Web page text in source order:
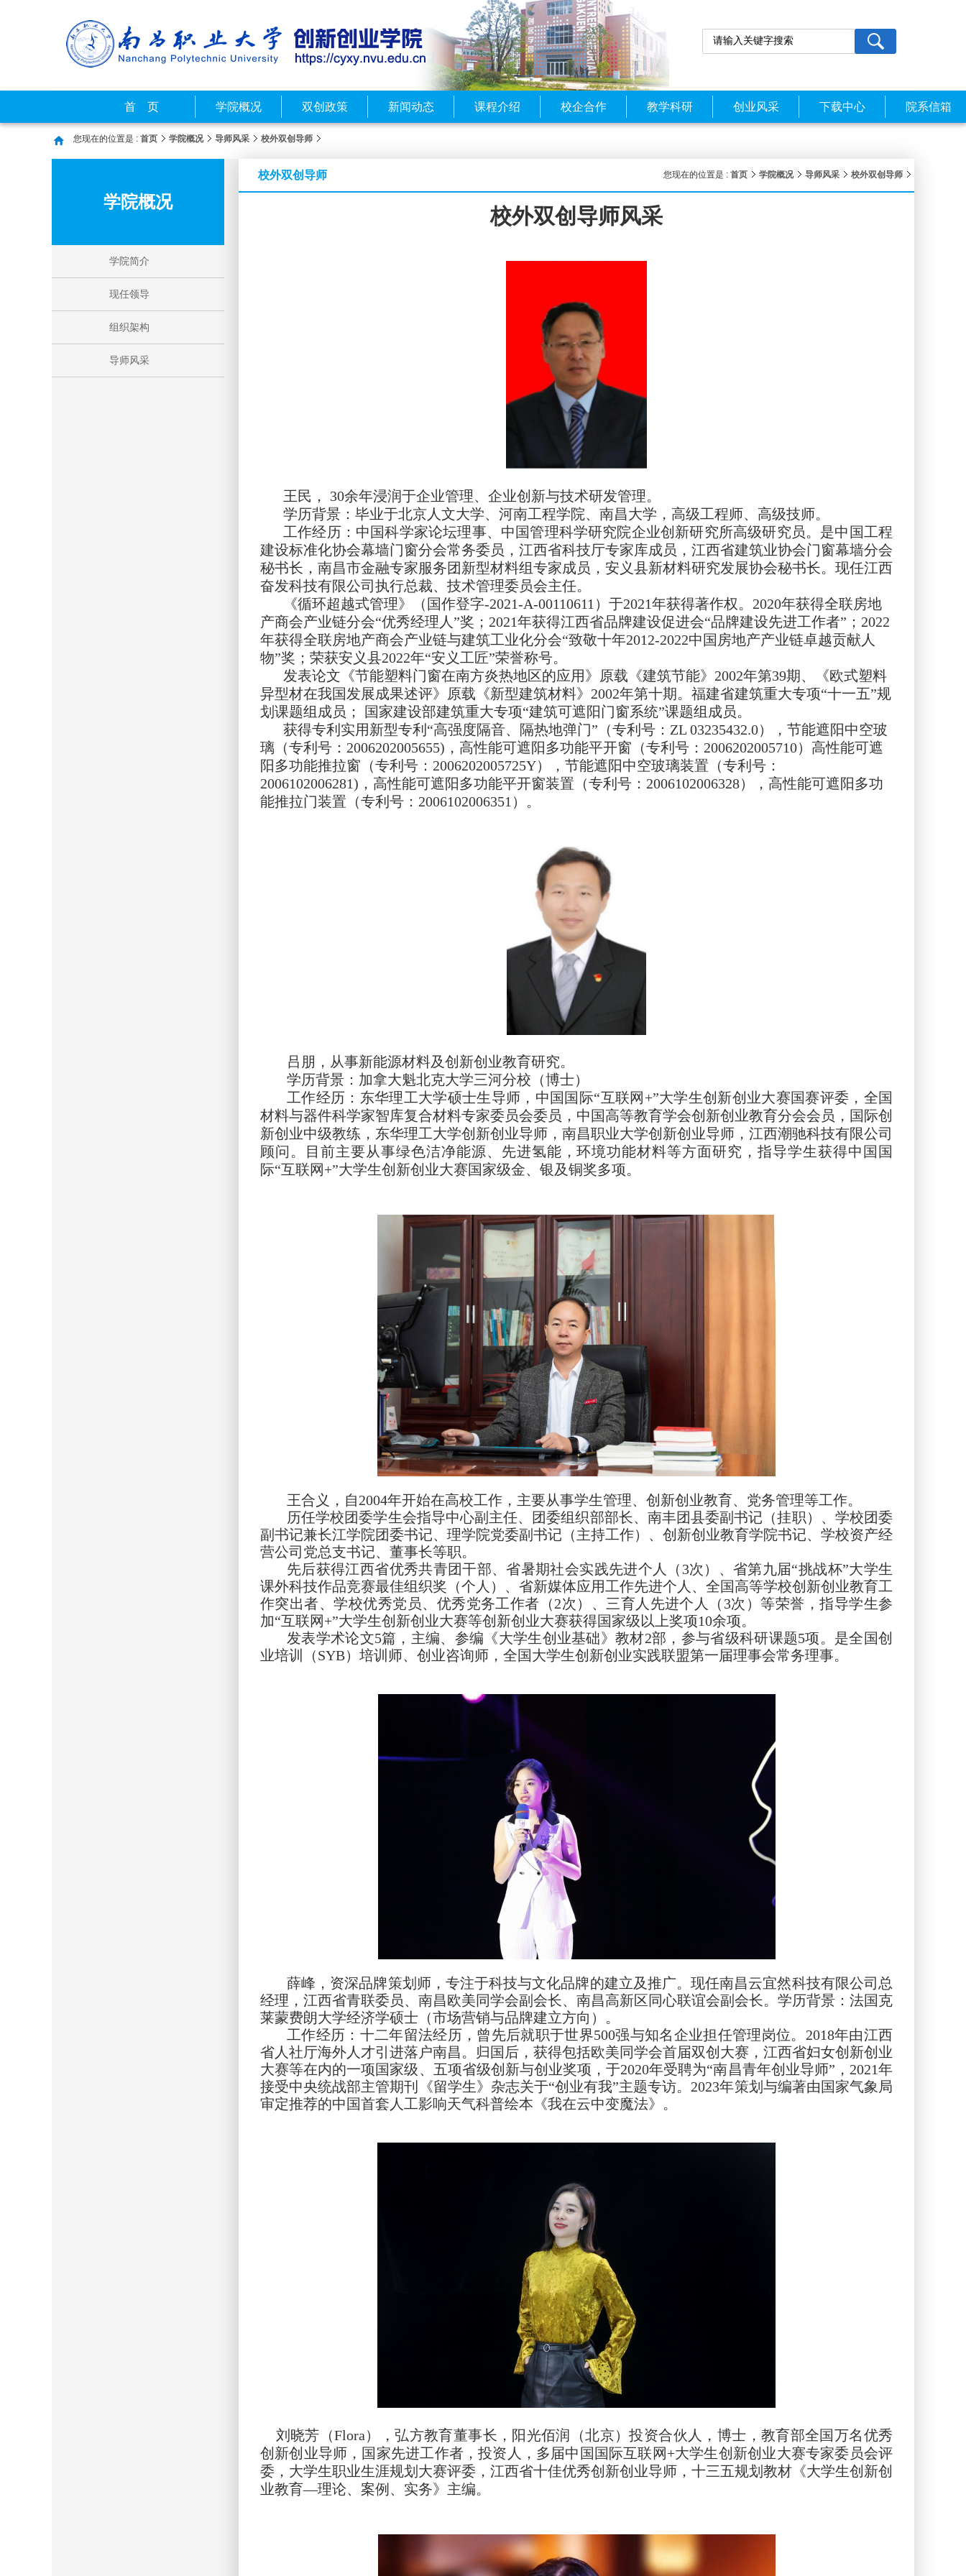
首 页 学院概况 双创政策 新闻动态 课程介绍 校企合作 教学科研 创业风采 下载中心 院系信箱
您现在的位置是 : 首页 学院概况 导师风采 校外双创导师
学院概况
学院简介
现任领导
组织架构
导师风采
校外双创导师 您现在的位置是 : 首页 学院概况 导师风采 校外双创导师
校外双创导师风采
王民， 30余年浸润于企业管理、企业创新与技术研发管理。
学历背景：毕业于北京人文大学、河南工程学院、南昌大学，高级工程师、高级技师。
工作经历：中国科学家论坛理事、中国管理科学研究院企业创新研究所高级研究员。是中国工程
建设标准化协会幕墙门窗分会常务委员，江西省科技厅专家库成员，江西省建筑业协会门窗幕墙分会
秘书长，南昌市金融专家服务团新型材料组专家成员，安义县新材料研究发展协会秘书长。现任江西
奋发科技有限公司执行总裁、技术管理委员会主任。
《循环超越式管理》（国作登字-2021-A-00110611）于2021年获得著作权。2020年获得全联房地
产商会产业链分会“优秀经理人”奖；2021年获得江西省品牌建设促进会“品牌建设先进工作者”；2022
年获得全联房地产商会产业链与建筑工业化分会“致敬十年2012-2022中国房地产产业链卓越贡献人
物”奖；荣获安义县2022年“安义工匠”荣誉称号。
发表论文《节能塑料门窗在南方炎热地区的应用》原载《建筑节能》2002年第39期、《欧式塑料
异型材在我国发展成果述评》原载《新型建筑材料》2002年第十期。福建省建筑重大专项“十一五”规
划课题组成员； 国家建设部建筑重大专项“建筑可遮阳门窗系统”课题组成员。
获得专利实用新型专利“高强度隔音、隔热地弹门”（专利号：ZL 03235432.0），节能遮阳中空玻
璃（专利号：2006202005655)，高性能可遮阳多功能平开窗（专利号：2006202005710）高性能可遮
阳多功能推拉窗（专利号：2006202005725Y），节能遮阳中空玻璃装置（专利号：
2006102006281)，高性能可遮阳多功能平开窗装置（专利号：2006102006328），高性能可遮阳多功
能推拉门装置（专利号：2006102006351）。
吕朋，从事新能源材料及创新创业教育研究。
学历背景：加拿大魁北克大学三河分校（博士）
工作经历：东华理工大学硕士生导师，中国国际“互联网+”大学生创新创业大赛国赛评委，全国
材料与器件科学家智库复合材料专家委员会委员，中国高等教育学会创新创业教育分会会员，国际创
新创业中级教练，东华理工大学创新创业导师，南昌职业大学创新创业导师，江西潮驰科技有限公司
顾问。目前主要从事绿色洁净能源、先进氢能，环境功能材料等方面研究，指导学生获得中国国
际“互联网+”大学生创新创业大赛国家级金、银及铜奖多项。
王合义，自2004年开始在高校工作，主要从事学生管理、创新创业教育、党务管理等工作。
历任学校团委学生会指导中心副主任、团委组织部部长、南丰团县委副书记（挂职）、学校团委
副书记兼长江学院团委书记、理学院党委副书记（主持工作）、创新创业教育学院书记、学校资产经
营公司党总支书记、董事长等职。
先后获得江西省优秀共青团干部、省暑期社会实践先进个人（3次）、省第九届“挑战杯”大学生
课外科技作品竞赛最佳组织奖（个人）、省新媒体应用工作先进个人、全国高等学校创新创业教育工
作突出者、学校优秀党员、优秀党务工作者（2次）、三育人先进个人（3次）等荣誉，指导学生参
加“互联网+”大学生创新创业大赛等创新创业大赛获得国家级以上奖项10余项。
发表学术论文5篇，主编、参编《大学生创业基础》教材2部，参与省级科研课题5项。是全国创
业培训（SYB）培训师、创业咨询师，全国大学生创新创业实践联盟第一届理事会常务理事。
薛峰，资深品牌策划师，专注于科技与文化品牌的建立及推广。现任南昌云宜然科技有限公司总
经理，江西省青联委员、南昌欧美同学会副会长、南昌高新区同心联谊会副会长。学历背景：法国克
莱蒙费朗大学经济学硕士（市场营销与品牌建立方向）。
工作经历：十二年留法经历，曾先后就职于世界500强与知名企业担任管理岗位。2018年由江西
省人社厅海外人才引进落户南昌。归国后，获得包括欧美同学会首届双创大赛，江西省妇女创新创业
大赛等在内的一项国家级、五项省级创新与创业奖项，于2020年受聘为“南昌青年创业导师”，2021年
接受中央统战部主管期刊《留学生》杂志关于“创业有我”主题专访。2023年策划与编著由国家气象局
审定推荐的中国首套人工影响天气科普绘本《我在云中变魔法》。
刘晓芳（Flora），弘方教育董事长，阳光佰润（北京）投资合伙人，博士，教育部全国万名优秀
创新创业导师，国家先进工作者，投资人，多届中国国际互联网+大学生创新创业大赛专家委员会评
委，大学生职业生涯规划大赛评委，江西省十佳优秀创新创业导师，十三五规划教材《大学生创新创
业教育—理论、案例、实务》主编。